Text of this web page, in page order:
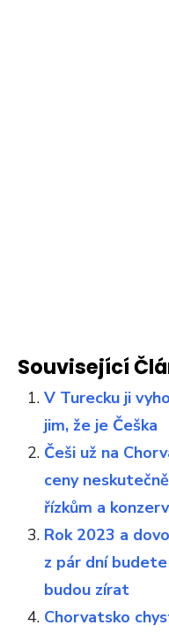
Související
V Turecku ji
jim, že je Češka
Češi už na
ceny
řízkům a
Rok 2023 a
z pár dní
budou zírat
Chorvatsko